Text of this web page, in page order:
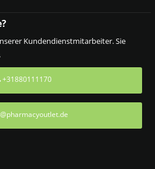
Kundendienstmitarbeiter. Sie
+31880111170